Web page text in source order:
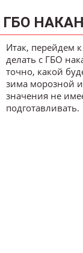
ГБО
Итак, перейдем
делать с ГБО
точно, какой
зима морозной
значения не
подготавливать.